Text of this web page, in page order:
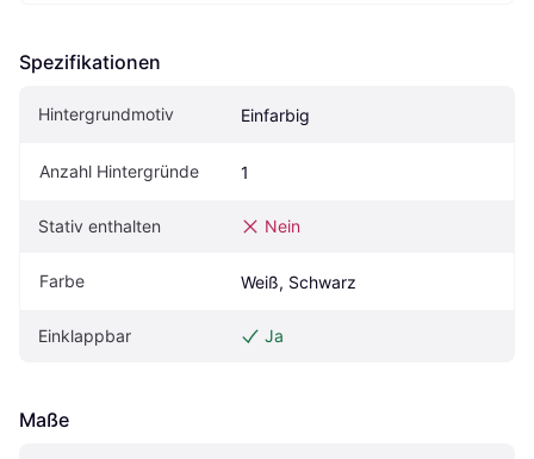
Spezifikationen
Hintergrundmotiv Einfarbig
Anzahl Hintergründe 1
Stativ enthalten Nein
Farbe Weiß, Schwarz
Einklappbar Ja
Maße